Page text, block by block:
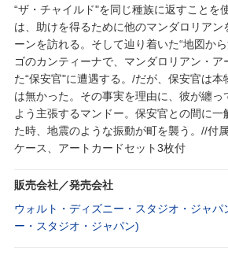
“ザ・チャイルド"を同じ種族に返すことを
は、助けを得るために他のマンダロリアン
ーンを訪れる。そして辿り着いた“地図か
ゴのカンティーナで、マンダロリアン・ア
た“保安官"に遭遇する。/だが、保安官は
は無かった。その事実を理由に、彼が纏っ
よう主張するマンドー。保安官との間に一
た時、地震のような振動が町を襲う。//付
ケース、アートカードセット3枚付
販売会社／発売会社
ウォルト・ディズニー・スタジオ・ジャパ
ー・スタジオ・ジャパン)